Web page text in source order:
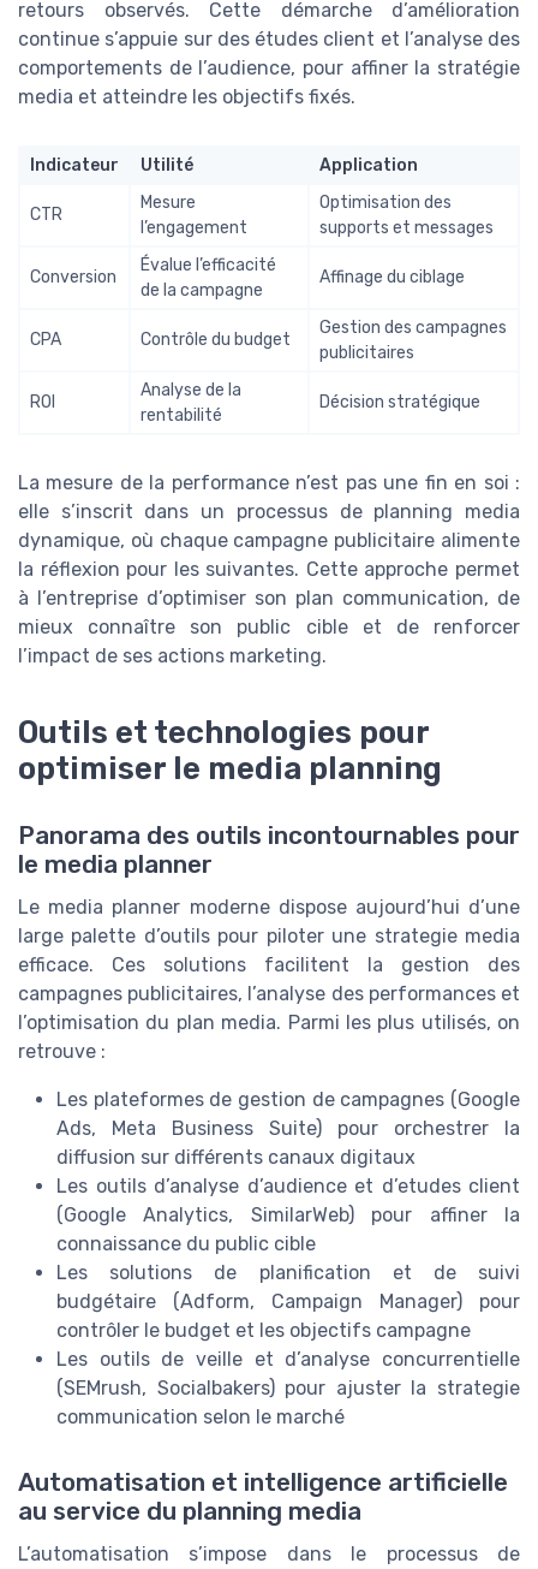
retours observés. Cette démarche d’amélioration
continue s’appuie sur des études client et l’analyse des
comportements de l’audience, pour affiner la stratégie
media et atteindre les objectifs fixés.
Indicateur Utilité Application
CTR
Mesure
l’engagement
Optimisation des
supports et messages
Conversion
Évalue l’efficacité
de la campagne
Affinage du ciblage
CPA Contrôle du budget
Gestion des campagnes
publicitaires
ROI
Analyse de la
rentabilité
Décision stratégique
La mesure de la performance n’est pas une fin en soi :
elle s’inscrit dans un processus de planning media
dynamique, où chaque campagne publicitaire alimente
la réflexion pour les suivantes. Cette approche permet
à l’entreprise d’optimiser son plan communication, de
mieux connaître son public cible et de renforcer
l’impact de ses actions marketing.
Outils et technologies pour
optimiser le media planning
Panorama des outils incontournables pour
le media planner
Le media planner moderne dispose aujourd’hui d’une
large palette d’outils pour piloter une strategie media
efficace. Ces solutions facilitent la gestion des
campagnes publicitaires, l’analyse des performances et
l’optimisation du plan media. Parmi les plus utilisés, on
retrouve :
Les plateformes de gestion de campagnes (Google
Ads, Meta Business Suite) pour orchestrer la
diffusion sur différents canaux digitaux
Les outils d’analyse d’audience et d’etudes client
(Google Analytics, SimilarWeb) pour affiner la
connaissance du public cible
Les solutions de planification et de suivi
budgétaire (Adform, Campaign Manager) pour
contrôler le budget et les objectifs campagne
Les outils de veille et d’analyse concurrentielle
(SEMrush, Socialbakers) pour ajuster la strategie
communication selon le marché
Automatisation et intelligence artificielle
au service du planning media
L’automatisation s’impose dans le processus de